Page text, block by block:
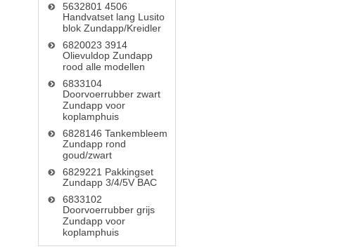
5632801 4506
Handvatset lang Lusito
blok Zundapp/Kreidler
6820023 3914
Olievuldop Zundapp
rood alle modellen
6833104
Doorvoerrubber zwart
Zundapp voor
koplamphuis
6828146 Tankembleem
Zundapp rond
goud/zwart
6829221 Pakkingset
Zundapp 3/4/5V BAC
6833102
Doorvoerrubber grijs
Zundapp voor
koplamphuis